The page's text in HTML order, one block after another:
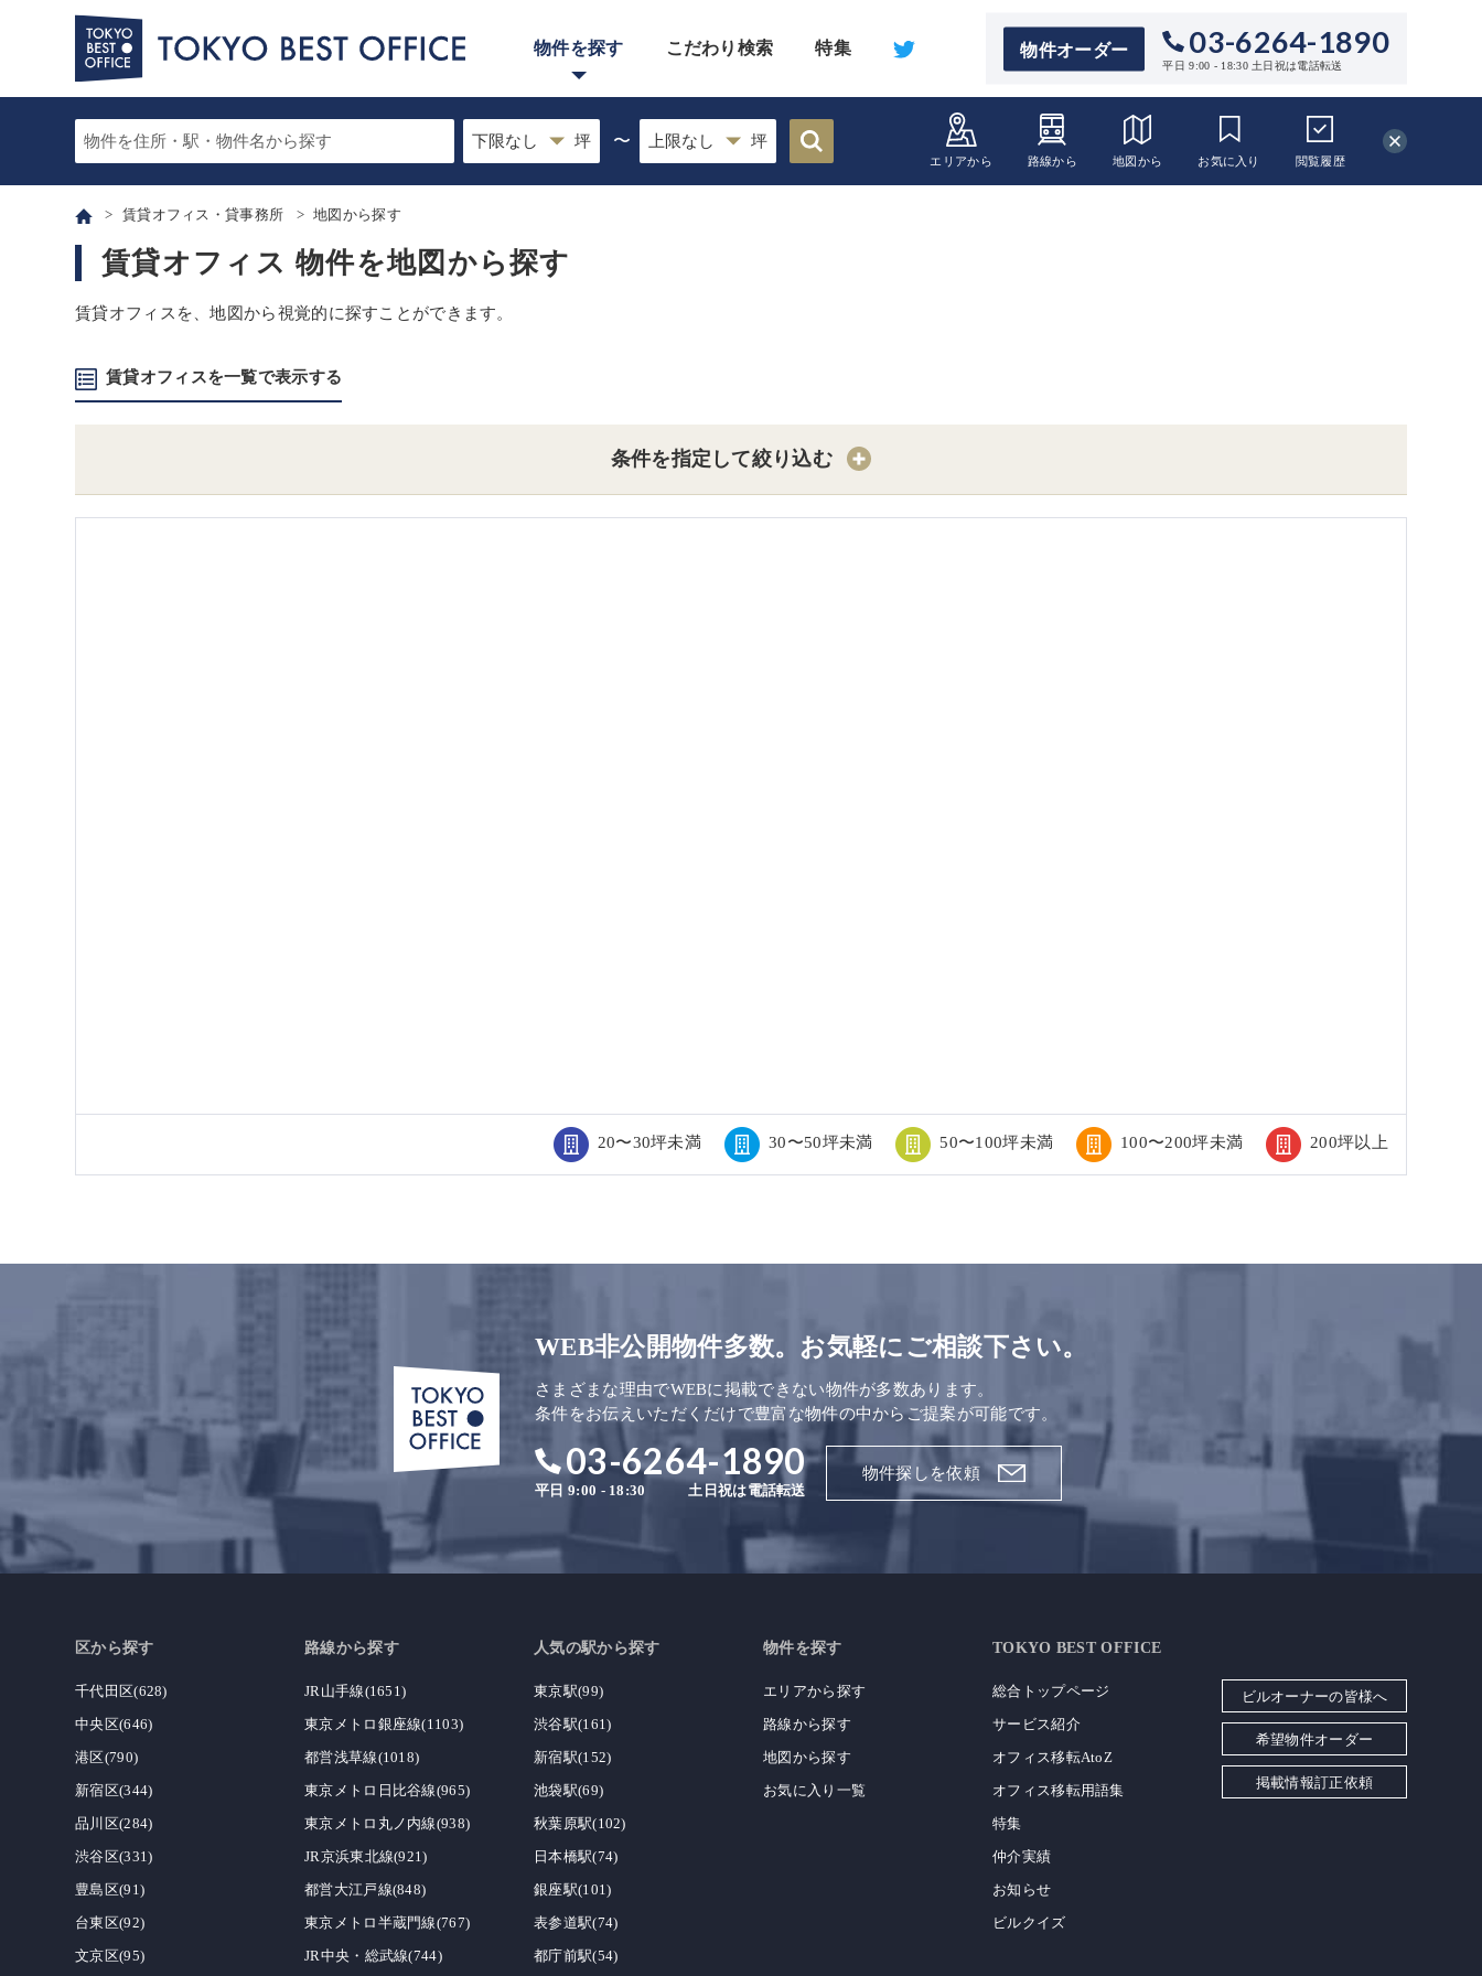
物件オーダー 03-6264-1890
平日 9:00 - 18:30 土日祝は電話転送
物件を探す こだわり検索 特集
エリアから 路線から 地図から お気に入り 閲覧履歴
〜
賃貸オフィス・貸事務所 地図から探す
賃貸オフィス 物件を地図から探す
賃貸オフィスを、地図から視覚的に探すことができます。
賃貸オフィスを一覧で表示する
条件を指定して絞り込む
20〜30坪未満 30〜50坪未満 50〜100坪未満 100〜200坪未満 200坪以上
WEB非公開物件多数。お気軽にご相談下さい。
さまざまな理由でWEBに掲載できない物件が多数あります。
条件をお伝えいただくだけで豊富な物件の中からご提案が可能です。
03-6264-1890
平日 9:00 - 18:30 土日祝は電話転送
物件探しを依頼
区から探す
千代田区(628)
中央区(646)
港区(790)
新宿区(344)
品川区(284)
渋谷区(331)
豊島区(91)
台東区(92)
文京区(95)
路線から探す
JR山手線(1651)
東京メトロ銀座線(1103)
都営浅草線(1018)
東京メトロ日比谷線(965)
東京メトロ丸ノ内線(938)
JR京浜東北線(921)
都営大江戸線(848)
東京メトロ半蔵門線(767)
JR中央・総武線(744)
人気の駅から探す
東京駅(99)
渋谷駅(161)
新宿駅(152)
池袋駅(69)
秋葉原駅(102)
日本橋駅(74)
銀座駅(101)
表参道駅(74)
都庁前駅(54)
物件を探す
エリアから探す
路線から探す
地図から探す
お気に入り一覧
TOKYO BEST OFFICE
総合トップページ
サービス紹介
オフィス移転AtoZ
オフィス移転用語集
特集
仲介実績
お知らせ
ビルクイズ
ビルオーナーの皆様へ
希望物件オーダー
掲載情報訂正依頼